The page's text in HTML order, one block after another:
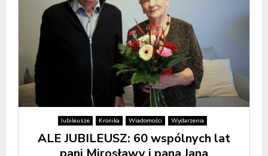
Jubileusze Kronika Wiadomości Wydarzenia
ALE JUBILEUSZ: 60 wspólnych lat